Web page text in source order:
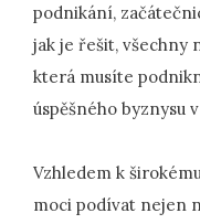
podnikání,
jak je řešit, všechny
která musíte
úspěšného byznysu
Vzhledem k
moci podívat nejen